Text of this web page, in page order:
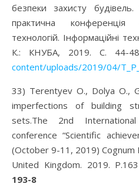
безпеки захисту
практична конференція
технологій. Інформаційні
К.: КНУБА, 2019. С. 44-
content/uploads/2019/04/
33) Terentyev O., Dolya O.,
imperfections of building
sets.The 2nd
conference “Scientific
(October 9-11, 2019) Cognum
United Kingdom. 2019.
193-8